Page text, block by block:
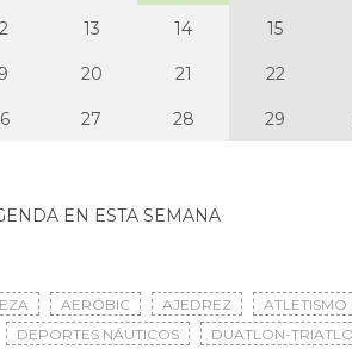
13 14 15
20 21 22
27 28 29
EN ESTA SEMANA
AERÓBIC AJEDREZ ATLETISMO
DEPORTES NÁUTICOS DUATLON-